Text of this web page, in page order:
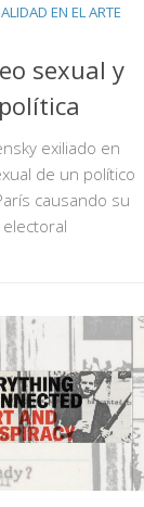
EN EL ARTE
sexual y
exiliado en
de un político
causando su